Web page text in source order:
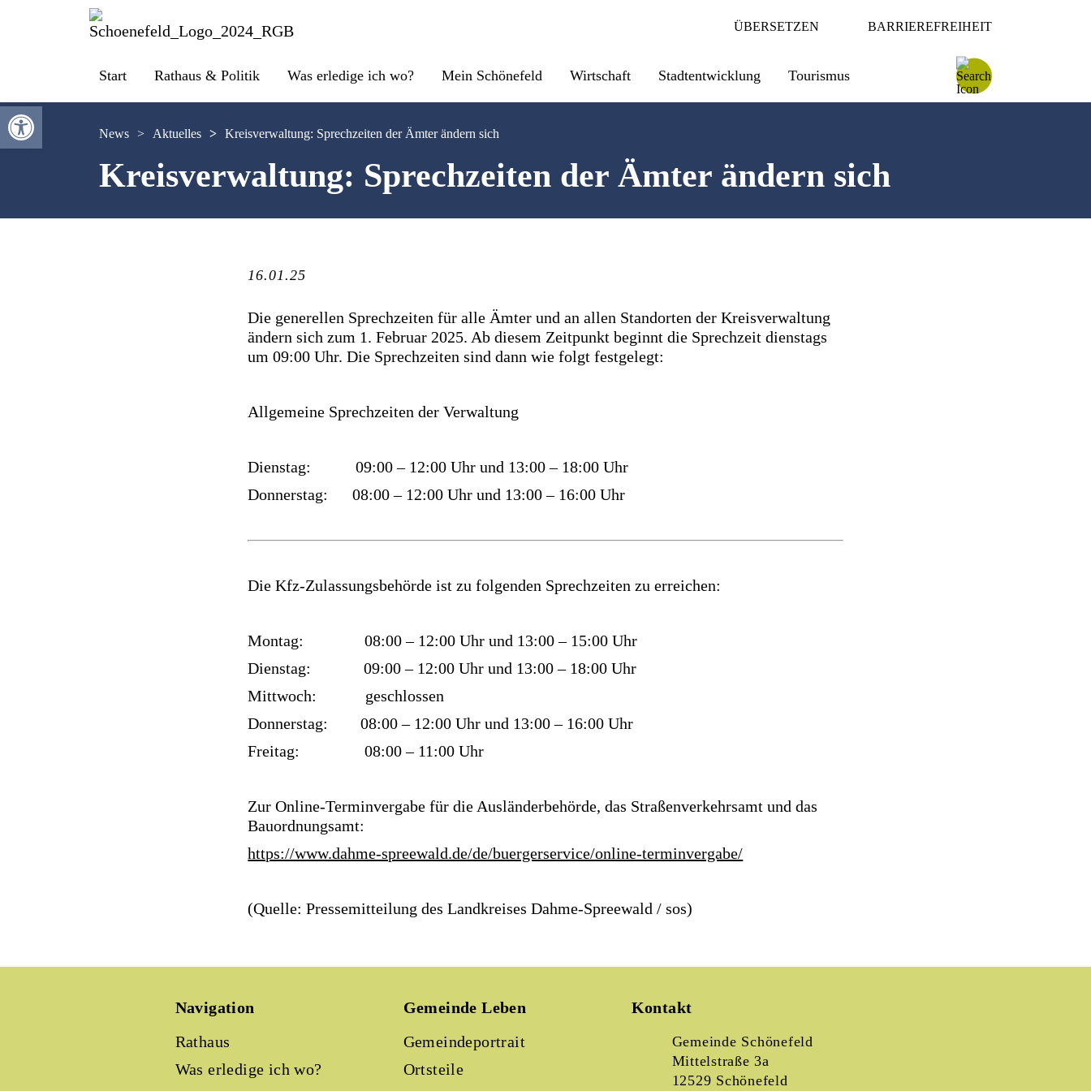
Werkzeugleiste öffnen
ÜBERSETZEN BARRIEREFREIHEIT
Start Rathaus & Politik Was erledige ich wo? Mein Schönefeld Wirtschaft Stadtentwicklung Tourismus
News > Aktuelles > Kreisverwaltung: Sprechzeiten der Ämter ändern sich
Kreisverwaltung: Sprechzeiten der Ämter ändern sich
16.01.25
Die generellen Sprechzeiten für alle Ämter und an allen Standorten der Kreisverwaltung
ändern sich zum 1. Februar 2025. Ab diesem Zeitpunkt beginnt die Sprechzeit dienstags
um 09:00 Uhr. Die Sprechzeiten sind dann wie folgt festgelegt:
Allgemeine Sprechzeiten der Verwaltung
Dienstag: 09:00 – 12:00 Uhr und 13:00 – 18:00 Uhr
Donnerstag: 08:00 – 12:00 Uhr und 13:00 – 16:00 Uhr
Die Kfz-Zulassungsbehörde ist zu folgenden Sprechzeiten zu erreichen:
Montag: 08:00 – 12:00 Uhr und 13:00 – 15:00 Uhr
Dienstag: 09:00 – 12:00 Uhr und 13:00 – 18:00 Uhr
Mittwoch: geschlossen
Donnerstag: 08:00 – 12:00 Uhr und 13:00 – 16:00 Uhr
Freitag: 08:00 – 11:00 Uhr
Zur Online-Terminvergabe für die Ausländerbehörde, das Straßenverkehrsamt und das
Bauordnungsamt:
https://www.dahme-spreewald.de/de/buergerservice/online-terminvergabe/
(Quelle: Pressemitteilung des Landkreises Dahme-Spreewald / sos)
Navigation
Rathaus
Was erledige ich wo?
Gemeinde Leben
Gemeindeportrait
Ortsteile
Kontakt
Gemeinde Schönefeld
Mittelstraße 3a
12529 Schönefeld